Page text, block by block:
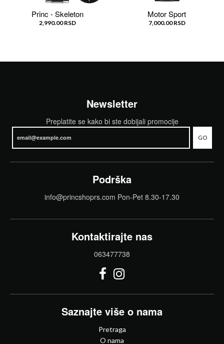
Princ - Skeleton
2,990.00 RSD
Motor Sport
7,000.00 RSD
Newsletter
Preplatite se kako bi ste dobijali promocije
GO
Podrška
info@princshoprs.com Pon-Pet 8.30-17.30
Kontaktirajte nas
063477738
Saznajte više o nama
Pretraga
O nama